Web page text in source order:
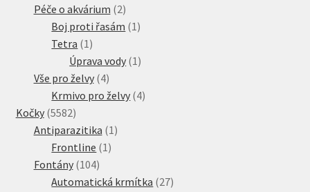
produktů
Péče o akvárium 22
produkty
Boj proti řasám 1 1
Tetra 1 1
produkt
Úprava vody 1 1
Vše pro želvy 44
produkty
Krmivo pro želvy 44
Kočky 55825582
produktů
Antiparazitika 1 1
Frontline 1 1
Fontány 104104
produktů
Automatická krmítka 2727